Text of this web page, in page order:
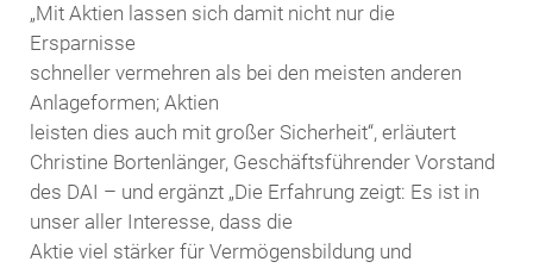
„Mit Aktien lassen sich damit nicht nur die
Ersparnisse
schneller vermehren als bei den meisten anderen
Anlageformen; Aktien
leisten dies auch mit großer Sicherheit“, erläutert
Christine Bortenlänger, Geschäftsführender Vorstand
des DAI – und ergänzt „Die Erfahrung zeigt: Es ist in
unser aller Interesse, dass die
Aktie viel stärker für Vermögensbildung und